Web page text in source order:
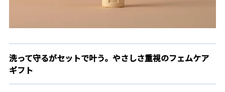
洗って守るがセットで叶う。やさしさ重視のフェムケア
ギフト